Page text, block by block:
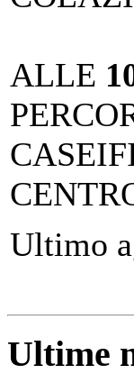
ALLE
Ultimo
Ultime